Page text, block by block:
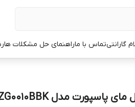
گارانتیتماس با ماراهنمای حل مشکلات